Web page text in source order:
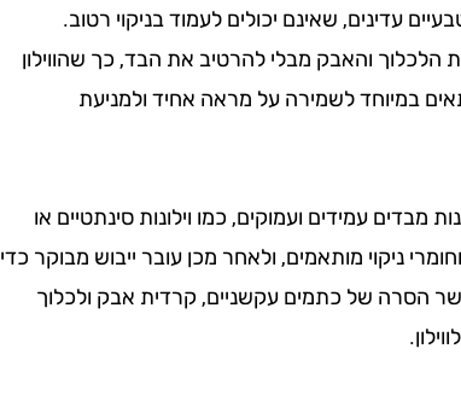
עדינים, שאינם יכולים לעמוד בניקוי רטוב.
הלכלוך והאבק מבלי להרטיב את הבד, כך שהווילון
במיוחד לשמירה על מראה אחיד ולמניעת
מבדים עמידים ועמוקים, כמו וילונות סינתטיים או
ניקוי מותאמים, ולאחר מכן עובר ייבוש מבוקר כדי
הסרה של כתמים עקשניים, קרדית אבק ולכלוך